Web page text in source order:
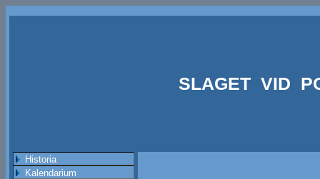
SLAGET VID
Historia
Kalendarium